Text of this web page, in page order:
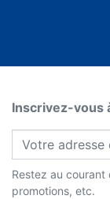
Inscrivez-vous
Restez au courant
promotions, etc.